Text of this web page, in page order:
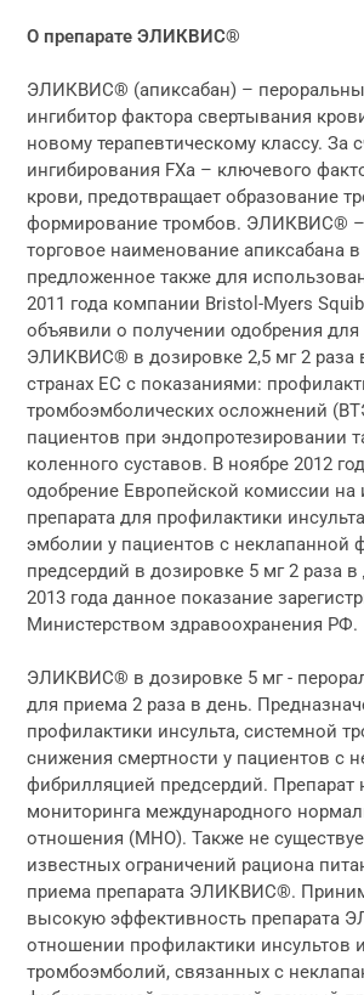
О препарате ЭЛИКВИС®
ЭЛИКВИС® (апиксабан) –
ингибитор фактора свертывания
новому терапевтическому классу. За
ингибирования FXa – ключевого
крови, предотвращает образование
формирование тромбов. ЭЛИКВИС® –
торговое наименование апиксабана
предложенное также для
2011 года компании Bristol-Myers
объявили о получении одобрения для
ЭЛИКВИС® в дозировке 2,5 мг 2 раза
странах ЕС с показаниями:
тромбоэмболических осложнений
пациентов при эндопротезировании
коленного суставов. В ноябре 2012
одобрение Европейской комиссии на
препарата для профилактики
эмболии у пациентов с неклапанной
предсердий в дозировке 5 мг 2 раза
2013 года данное показание
Министерством здравоохранения РФ.
ЭЛИКВИС® в дозировке 5 мг -
для приема 2 раза в день.
профилактики инсульта, системной
снижения смертности у пациентов с
фибрилляцией предсердий. Препарат
мониторинга международного
отношения (MHO). Также не
известных ограничений рациона
приема препарата ЭЛИКВИС®.
высокую эффективность препарата
отношении профилактики инсультов
тромбоэмболий, связанных с